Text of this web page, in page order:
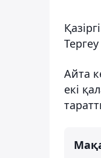
Айта
екі